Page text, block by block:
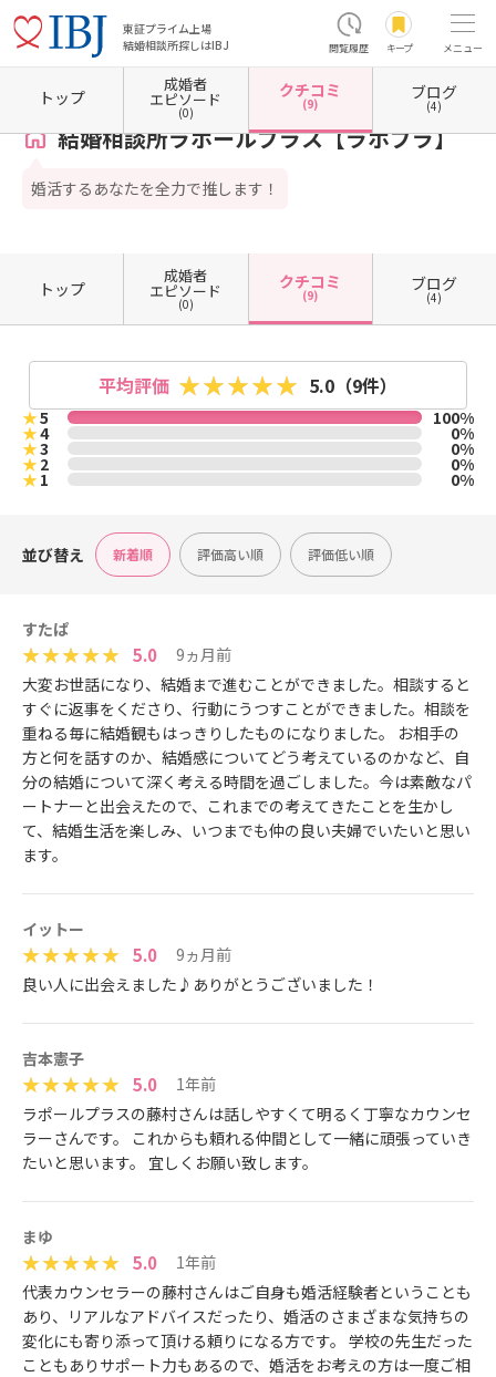
東証プライム上場
結婚相談所探しはIBJ
閲覧履歴 キープ メニュー
ホーム 広島県の結婚相談所 広島県広島市 広島県広島市中区 広島県広島市中区大手町
結婚相談所ラポールプラス【ラポプラ】
婚活するあなたを全力で推します！
トップ
成婚者
エピソード
(0)
クチコミ
(9)
ブログ
(4)
トップ
成婚者
エピソード
(0)
クチコミ
(9)
ブログ
(4)
平均評価 5.0 （9件）
★5 100%
★4 0%
★3 0%
★2 0%
★1 0%
並び替え 新着順 評価高い順 評価低い順
すたぱ
5.0
9ヵ月前
大変お世話になり、結婚まで進むことができました。相談すると
すぐに返事をくださり、行動にうつすことができました。相談を
重ねる毎に結婚観もはっきりしたものになりました。 お相手の
方と何を話すのか、結婚感についてどう考えているのかなど、自
分の結婚について深く考える時間を過ごしました。今は素敵なパ
ートナーと出会えたので、これまでの考えてきたことを生かし
て、結婚生活を楽しみ、いつまでも仲の良い夫婦でいたいと思い
ます。
イットー
5.0
9ヵ月前
良い人に出会えました♪ありがとうございました！
吉本憲子
5.0
1年前
ラポールプラスの藤村さんは話しやすくて明るく丁寧なカウンセ
ラーさんです。 これからも頼れる仲間として一緒に頑張っていき
たいと思います。 宜しくお願い致します。
まゆ
5.0
1年前
代表カウンセラーの藤村さんはご自身も婚活経験者ということも
あり、リアルなアドバイスだったり、婚活のさまざまな気持ちの
変化にも寄り添って頂ける頼りになる方です。 学校の先生だった
こともありサポート力もあるので、婚活をお考えの方は一度ご相